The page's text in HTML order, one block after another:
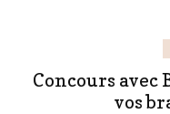
Concours avec
vos